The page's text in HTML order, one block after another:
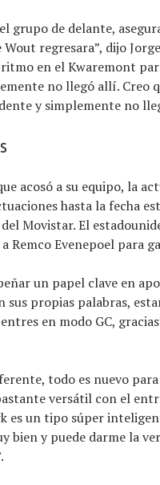
grupo de delante,
regresara”, dijo
en el Kwaremont
no llegó allí. Creo
y simplemente no
acosó a su equipo, la
hasta la fecha
Movistar. El
Remco Evenepoel para
un papel clave en
sus propias palabras,
en modo GC,
todo es nuevo
versátil con el
es un tipo súper
bien y puede darme la